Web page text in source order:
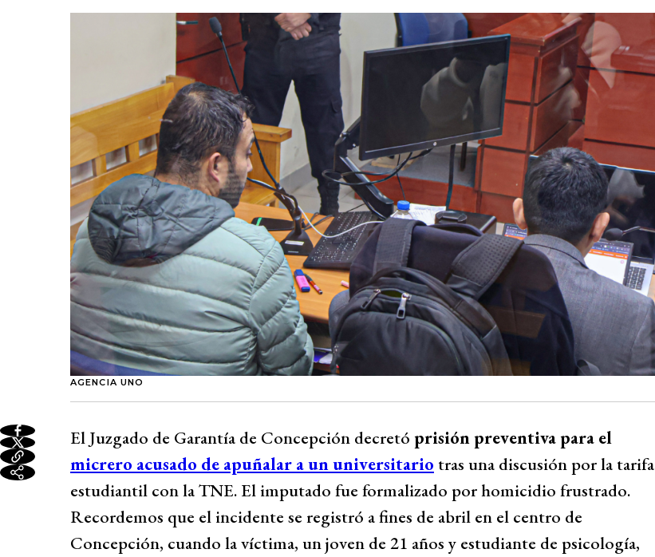
AGENCIA UNO
El Juzgado de Garantía de Concepción decretó prisión preventiva para el
micrero acusado de apuñalar a un universitario tras una discusión por la tarifa
estudiantil con la TNE. El imputado fue formalizado por homicidio frustrado.
Recordemos que el incidente se registró a fines de abril en el centro de
Concepción, cuando la víctima, un joven de 21 años y estudiante de psicología,